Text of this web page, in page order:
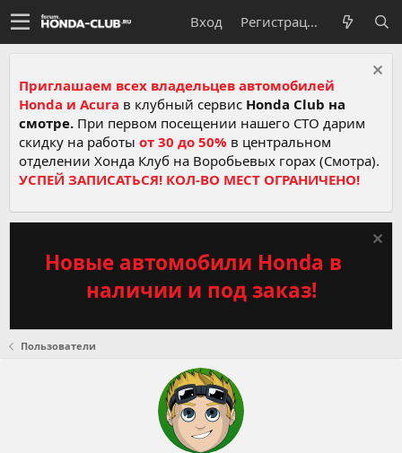
Вход Регистрация
Приглашаем всех владельцев автомобилей
Honda и Acura в клубный сервис Honda Club на
смотре. При первом посещении нашего СТО дарим
скидку на работы от 30 до 50% в центральном
отделении Хонда Клуб на Воробьевых горах (Смотра).
УСПЕЙ ЗАПИСАТЬСЯ! КОЛ-ВО МЕСТ ОГРАНИЧЕНО!
Новые автомобили Honda в
наличии и под заказ!
Пользователи